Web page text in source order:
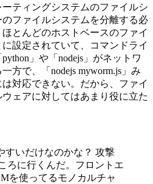
ティングシステムのファイルシ
ファイルシステムを分離する必
とんどのホストベースのファイ
設定されていて、コマンドライ
」や「nodejs」がネットワ
方で、「nodejs myworm.js」み
対応できない。だから、ファイ
ェアに対してはあまり役に立た
すいだけなのかな？ 攻撃
ろに行くんだ。フロントエ
を使ってるモノカルチャ